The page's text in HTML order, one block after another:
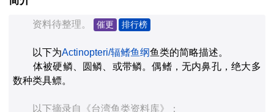
资料待整理。 催更 排行榜
以下为Actinopteri/辐鳍鱼纲鱼类的简略描述。
体被硬鳞、圆鳞、或带鳞。偶鳍，无内鼻孔，绝大多
数种类具鳔。
以下摘录自《台湾鱼类资料库》：